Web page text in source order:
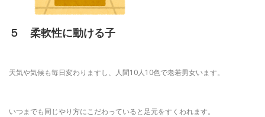
５ 柔軟性に動ける子
天気や気候も毎日変わりますし、人間10人10色で老若男女います。
いつまでも同じやり方にこだわっていると足元をすくわれます。